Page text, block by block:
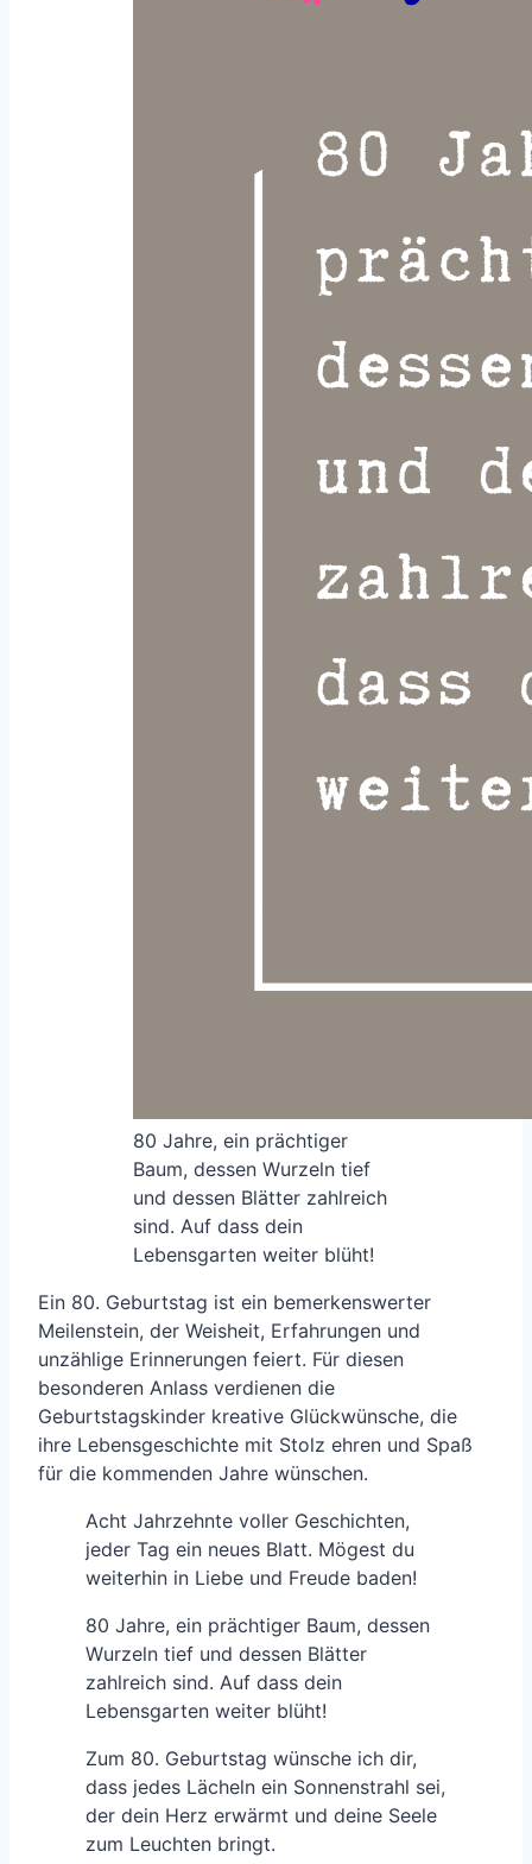
80 Jahre, ein prächtiger
Baum, dessen Wurzeln tief
und dessen Blätter zahlreich
sind. Auf dass dein
Lebensgarten weiter blüht!
Ein 80. Geburtstag ist ein bemerkenswerter
Meilenstein, der Weisheit, Erfahrungen und
unzählige Erinnerungen feiert. Für diesen
besonderen Anlass verdienen die
Geburtstagskinder kreative Glückwünsche, die
ihre Lebensgeschichte mit Stolz ehren und Spaß
für die kommenden Jahre wünschen.
Acht Jahrzehnte voller Geschichten,
jeder Tag ein neues Blatt. Mögest du
weiterhin in Liebe und Freude baden!
80 Jahre, ein prächtiger Baum, dessen
Wurzeln tief und dessen Blätter
zahlreich sind. Auf dass dein
Lebensgarten weiter blüht!
Zum 80. Geburtstag wünsche ich dir,
dass jedes Lächeln ein Sonnenstrahl sei,
der dein Herz erwärmt und deine Seele
zum Leuchten bringt.